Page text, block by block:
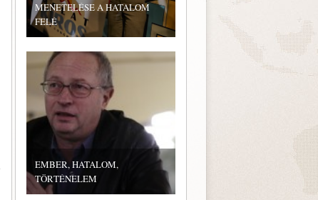
MENETELÉSE A HATALOM
FELÉ
EMBER, HATALOM,
TÖRTÉNELEM